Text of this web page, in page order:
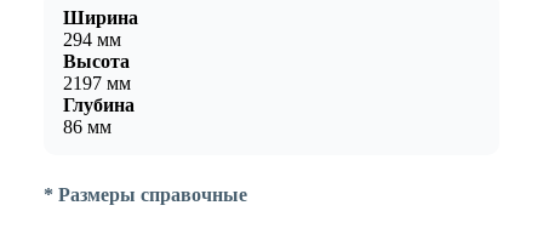
Ширина
294 мм
Высота
2197 мм
Глубина
86 мм
* Размеры справочные